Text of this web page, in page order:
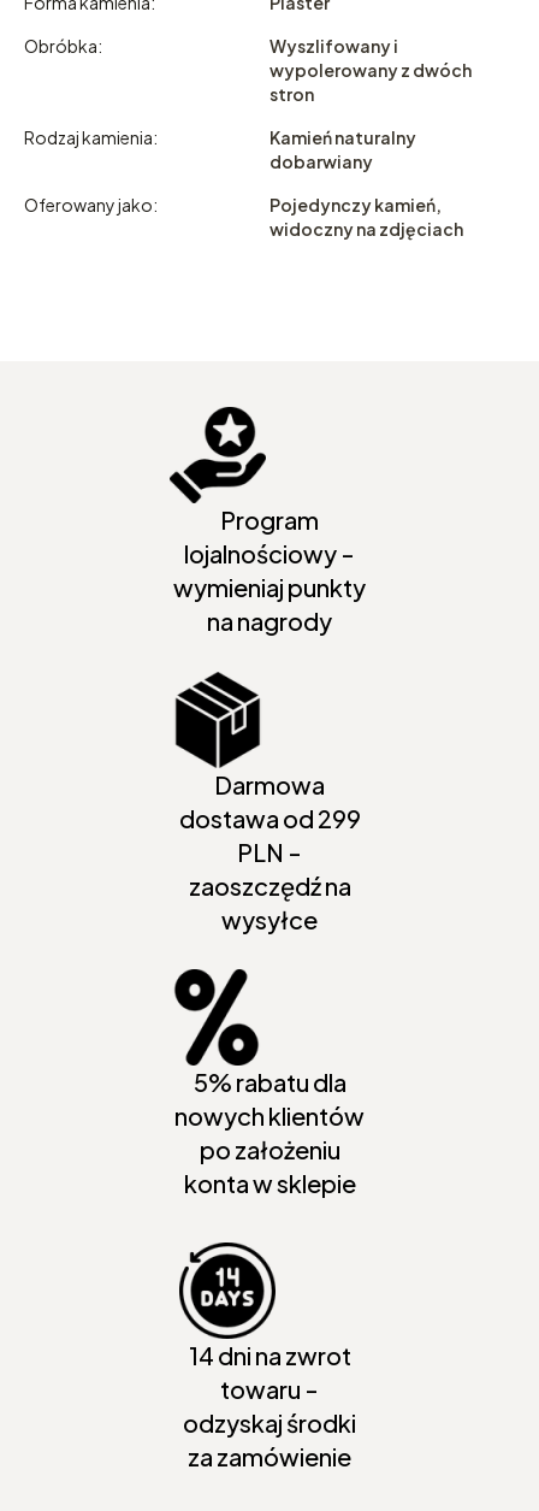
Obróbka:
Wyszlifowany i
wypolerowany z dwóch
stron
Rodzaj kamienia:
Kamień naturalny
dobarwiany
Oferowany jako:
Pojedynczy kamień,
widoczny na zdjęciach
Program
lojalnościowy -
wymieniaj punkty
na nagrody
Darmowa
dostawa od 299
PLN -
zaoszczędź na
wysyłce
5% rabatu dla
nowych klientów
po założeniu
konta w sklepie
14 dni na zwrot
towaru -
odzyskaj środki
za zamówienie